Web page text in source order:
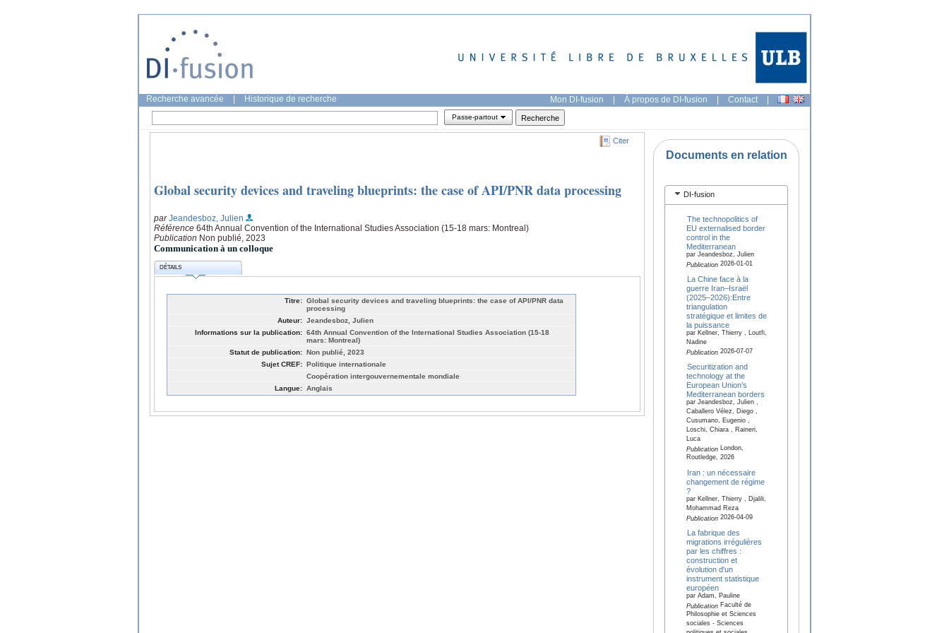
Recherche avancée Historique de recherche Mon DI-fusion | À propos de DI-fusion | Contact |
Passe-partout
Citer
Global security devices and traveling blueprints: the case of API/PNR data processing
parJeandesboz, Julien
Référence 64th Annual Convention of the International Studies Association (15-18 mars: Montreal)
Publication Non publié, 2023
Communication à un colloque
DÉTAILS
Titre: Global security devices and traveling blueprints: the case of API/PNR data
processing
Auteur: Jeandesboz, Julien
Informations sur la publication: 64th Annual Convention of the International Studies Association (15-18
mars: Montreal)
Statut de publication: Non publié, 2023
Sujet CREF: Politique internationale
Coopération intergouvernementale mondiale
Langue: Anglais
Documents en relation
DI-fusion
The technopolitics of
EU externalised border
control in the
Mediterranean
par Jeandesboz, Julien
Publication2026-01-01
La Chine face à la
guerre Iran–Israël
(2025–2026):Entre
triangulation
stratégique et limites de
la puissance
par Kellner, Thierry , Loutfi,
Nadine
Publication2026-07-07
Securitization and
technology at the
European Union’s
Mediterranean borders
par Jeandesboz, Julien ,
Caballero Vélez, Diego ,
Cusumano, Eugenio ,
Loschi, Chiara , Raineri,
Luca
PublicationLondon,
Routledge, 2026
Iran : un nécessaire
changement de régime
?
par Kellner, Thierry , Djalili,
Mohammad Reza
Publication2026-04-09
La fabrique des
migrations irrégulières
par les chiffres :
construction et
évolution d'un
instrument statistique
européen
par Adam, Pauline
PublicationFaculté de
Philosophie et Sciences
sociales - Sciences